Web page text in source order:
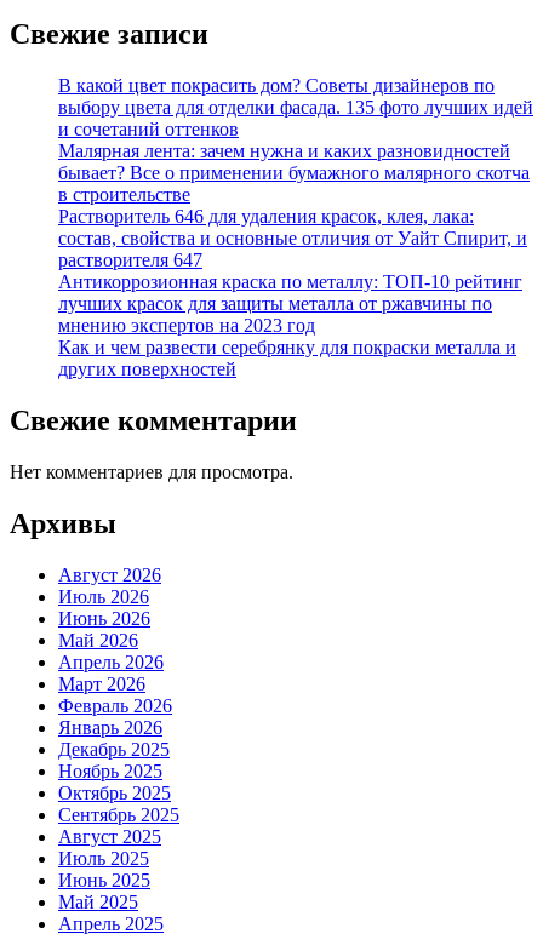
Свежие записи
В какой цвет покрасить дом? Советы дизайнеров по
выбору цвета для отделки фасада. 135 фото лучших идей
и сочетаний оттенков
Малярная лента: зачем нужна и каких разновидностей
бывает? Все о применении бумажного малярного скотча
в строительстве
Растворитель 646 для удаления красок, клея, лака:
состав, свойства и основные отличия от Уайт Спирит, и
растворителя 647
Антикоррозионная краска по металлу: ТОП-10 рейтинг
лучших красок для защиты металла от ржавчины по
мнению экспертов на 2023 год
Как и чем развести серебрянку для покраски металла и
других поверхностей
Свежие комментарии
Нет комментариев для просмотра.
Архивы
Август 2026
Июль 2026
Июнь 2026
Май 2026
Апрель 2026
Март 2026
Февраль 2026
Январь 2026
Декабрь 2025
Ноябрь 2025
Октябрь 2025
Сентябрь 2025
Август 2025
Июль 2025
Июнь 2025
Май 2025
Апрель 2025